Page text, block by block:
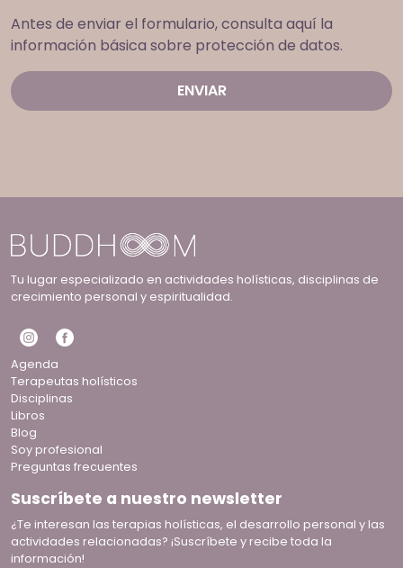
Antes de enviar el formulario, consulta aquí la
información básica sobre protección de datos.
Tu lugar especializado en actividades holísticas, disciplinas de
crecimiento personal y espiritualidad.
Agenda
Terapeutas holísticos
Disciplinas
Libros
Blog
Soy profesional
Preguntas frecuentes
Suscríbete a nuestro newsletter
¿Te interesan las terapias holísticas, el desarrollo personal y las
actividades relacionadas? ¡Suscríbete y recibe toda la
información!